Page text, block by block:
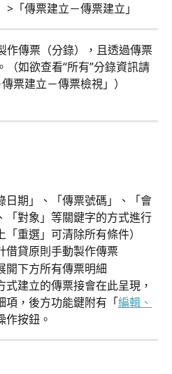
「傳票建立－傳票建立」
作傳票（分錄），且透過傳票
如欲查看“所有”分錄資訊請
票建立－傳票檢視」）
日期」、「傳票號碼」、「會
「對象」等關鍵字的方式進行
重選」可清除所有條件）
借貸原則手動製作傳票
開下方所有傳票明細
式建立的傳票接會在此呈現，
項，後方功能鍵附有「編輯、
作按鈕。